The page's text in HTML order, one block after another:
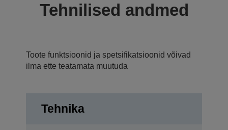
Tehnilised andmed
Toote funktsioonid ja spetsifikatsioonid võivad
ilma ette teatamata muutuda
Tehnika